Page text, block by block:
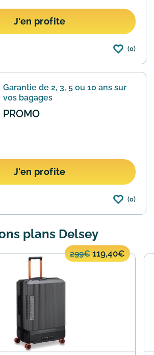
J'en profite
commande effectuer sur le
de la livraison et des retours
La remise s'applique
au panier.En savoir
(0)
Garantie de 2, 3, 5 ou 10 ans sur
vos bagages
PROMO
J'en profite
DELSEY est garanti 2, 3, 5
La durée de garantie de
produit est mentio...
En savoir
(0)
plans Delsey
299€ 119,40€